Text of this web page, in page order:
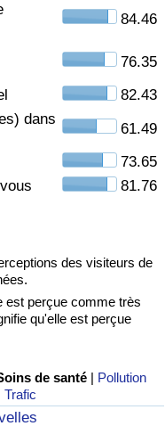
84.46
76.35
82.43
dans
61.49
73.65
81.76
des visiteurs de
est perçue comme très
qu'elle est perçue
de santé | Pollution
Trafic